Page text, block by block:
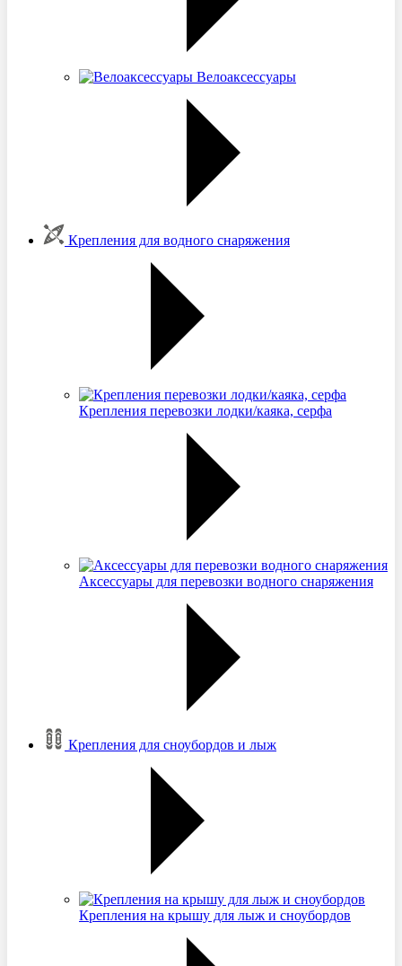
Велоаксессуары
Крепления для водного снаряжения
Крепления перевозки лодки/каяка, серфа
Аксессуары для перевозки водного снаряжения
Крепления для сноубордов и лыж
Крепления на крышу для лыж и сноубордов